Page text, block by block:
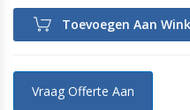
Toevoegen Aan
Vraag Offerte Aan